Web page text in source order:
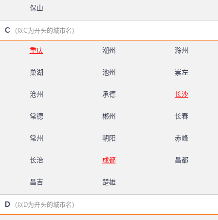
保山
C (以C为开头的城市名)
重庆 潮州 滁州
巢湖 池州 崇左
沧州 承德 长沙
常德 郴州 长春
常州 朝阳 赤峰
长治 成都 昌都
昌吉 楚雄
D (以D为开头的城市名)